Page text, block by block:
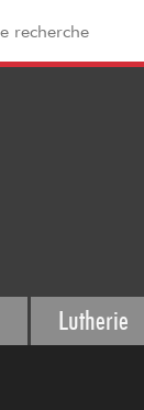
Lutherie